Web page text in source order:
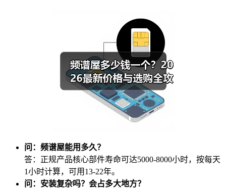
问：频谱屋能用多久？
答：正规产品核心部件寿命可达5000-8000小时，按每天
1小时计算，可用13-22年。
问：安装复杂吗？会占多大地方？